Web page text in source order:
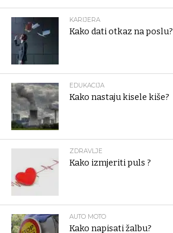
KARIJERA
Kako dati otkaz na poslu?
EDUKACIJA
Kako nastaju kisele kiše?
ZDRAVLJE
Kako izmjeriti puls ?
AUTO MOTO
Kako napisati žalbu?